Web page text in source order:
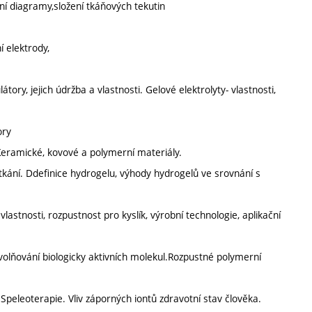
diagramy,složení tkáňových tekutin
elektrody,
jejich údržba a vlastnosti. Gelové elektrolyty- vlastnosti,
kovové a polymerní materiály.
Ddefinice hydrogelu, výhody hydrogelů ve srovnání s
rozpustnost pro kyslík, výrobní technologie, aplikační
biologicky aktivních molekul.Rozpustné polymerní
Vliv záporných iontů zdravotní stav člověka.